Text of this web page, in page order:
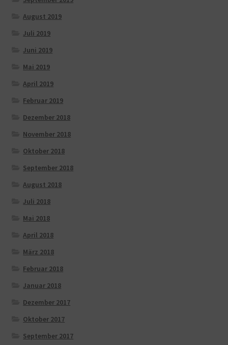
August 2019
Juli 2019
Juni 2019
Mai 2019
April 2019
Februar 2019
Dezember 2018
November 2018
Oktober 2018
September 2018
August 2018
Juli 2018
Mai 2018
April 2018
März 2018
Februar 2018
Januar 2018
Dezember 2017
Oktober 2017
September 2017